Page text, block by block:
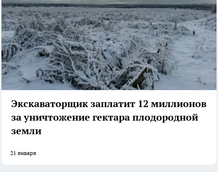
Экскаваторщик заплатит 12 миллионов
за уничтожение гектара плодородной
земли
21 января